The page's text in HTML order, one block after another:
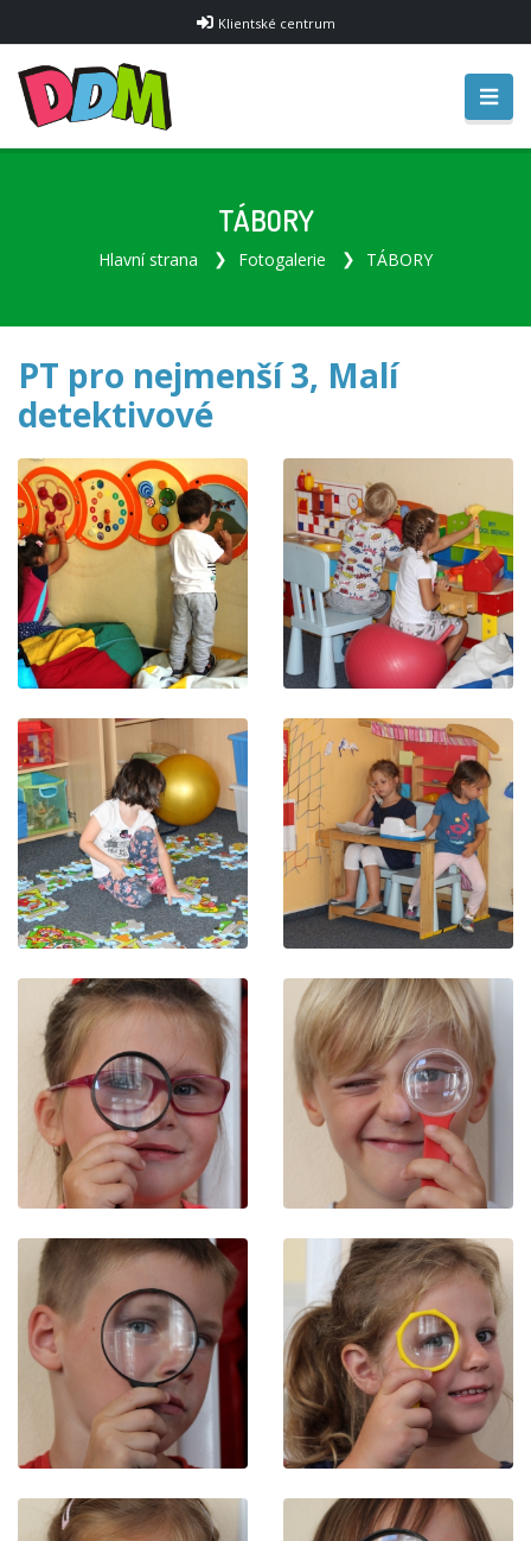
Klientské centrum
TÁBORY
Hlavní strana Fotogalerie TÁBORY
PT pro nejmenší 3, Malí
detektivové